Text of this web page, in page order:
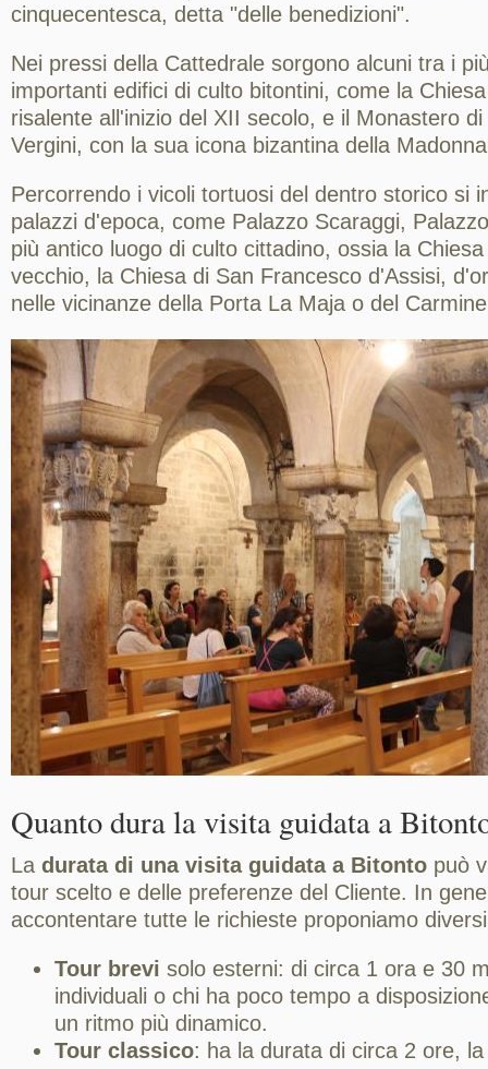
cinquecentesca, detta "delle benedizioni".
Nei pressi della Cattedrale sorgono alcuni tra i
importanti edifici di culto bitontini, come la
risalente all'inizio del XII secolo, e il Monastero
Vergini, con la sua icona bizantina della
Percorrendo i vicoli tortuosi del dentro storico si
palazzi d'epoca, come Palazzo Scaraggi,
più antico luogo di culto cittadino, ossia la
vecchio, la Chiesa di San Francesco d'Assisi,
nelle vicinanze della Porta La Maja o del
Quanto dura la visita guidata a
La durata di una visita guidata a Bitonto può
tour scelto e delle preferenze del Cliente. In
accontentare tutte le richieste proponiamo
Tour brevi solo esterni: di circa 1 ora e 30
individuali o chi ha poco tempo a
un ritmo più dinamico.
Tour classico: ha la durata di circa 2 ore,